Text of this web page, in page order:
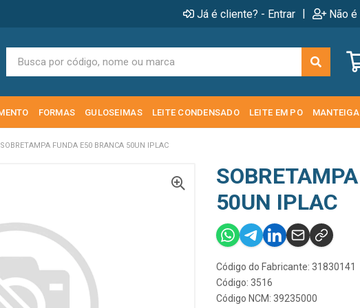
Já é cliente? - Entrar | Não
FORMAS GULOSEIMAS LEITE CONDENSADO LEITE EM PO
SOBRETAMPA FUNDA E50 BRANCA 50UN IPLAC
50UN IPLAC
Código do Fabricante: 31830141
Código: 3516
Código NCM: 39235000